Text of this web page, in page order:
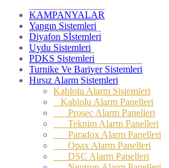
KAMPANYALAR
Yangın Sistemleri
Diyafon Sİstemleri
Uydu Sistemleri
PDKS Sistemleri
Turnike Ve Bariyer Sistemleri
Hırsız Alarm Sistemleri
Kablolu Alarm Sistemleri
Kablolu Alarm Panelleri
Prosec Alarm Panelleri
Teknim Alarm Panelleri
Paradox Alarm Panelleri
Opax Alarm Panelleri
DSC Alarm Panelleri